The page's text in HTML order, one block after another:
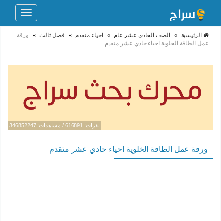
Toggle
الرئيسية » الصف الحادي عشر عام » احياء متقدم » فصل ثالث »
ورقة
عمل الطاقة الخلوية احياء حادي عشر متقدم
نقرات: 616891 / مشاهدات: 346852247
ورقة عمل الطاقة الخلوية احياء حادي عشر متقدم